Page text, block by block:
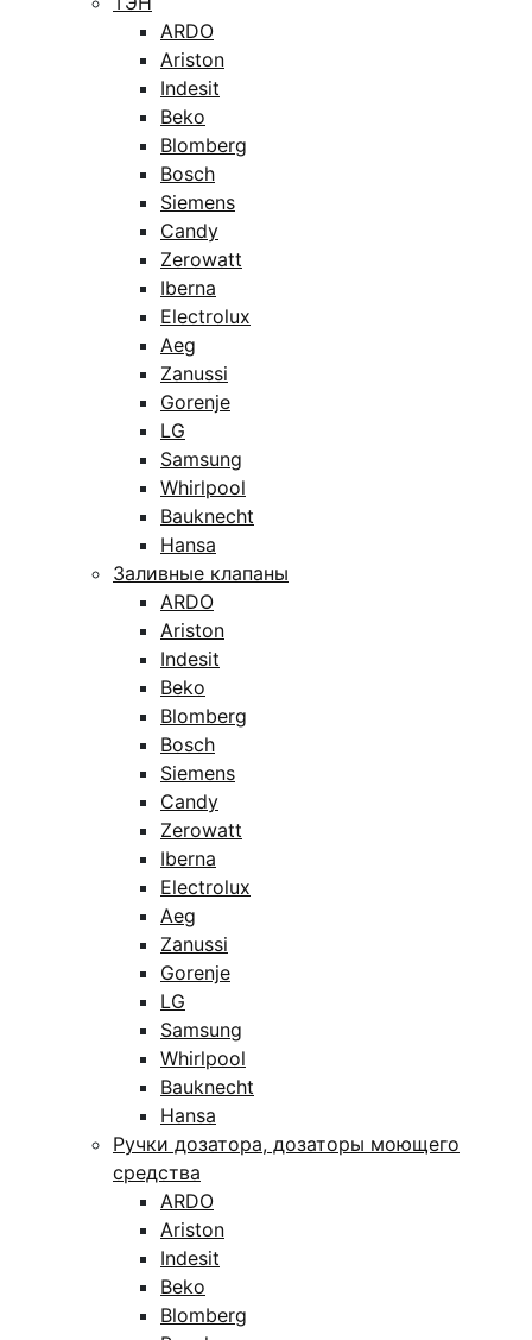
ARDO
Ariston
Indesit
Beko
Blomberg
Bosch
Siemens
Candy
Zerowatt
Iberna
Electrolux
Aeg
Zanussi
Gorenje
LG
Samsung
Whirlpool
Bauknecht
Hansa
Заливные клапаны
ARDO
Ariston
Indesit
Beko
Blomberg
Bosch
Siemens
Candy
Zerowatt
Iberna
Electrolux
Aeg
Zanussi
Gorenje
LG
Samsung
Whirlpool
Bauknecht
Hansa
Ручки дозатора, дозаторы моющего
средства
ARDO
Ariston
Indesit
Beko
Blomberg